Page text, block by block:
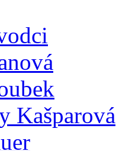
Kašparová